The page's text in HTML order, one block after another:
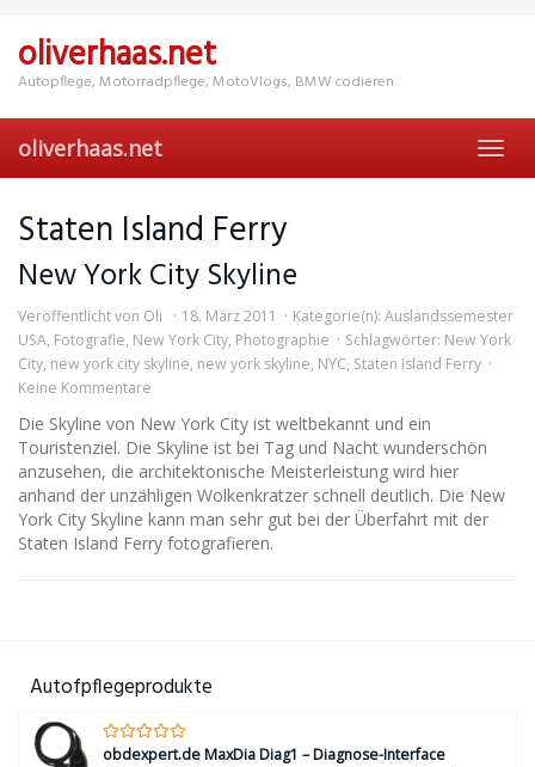
main
content
oliverhaas.net
Autopflege, Motorradpflege, MotoVlogs, BMW codieren
oliverhaas.net
Staten Island Ferry
New York City Skyline
Veröffentlicht von Oli 18. März 2011 Kategorie(n): Auslandssemester
USA, Fotografie, New York City, Photographie Schlagwörter: New York
City, new york city skyline, new york skyline, NYC, Staten Island Ferry
Keine Kommentare
Die Skyline von New York City ist weltbekannt und ein
Touristenziel. Die Skyline ist bei Tag und Nacht wunderschön
anzusehen, die architektonische Meisterleistung wird hier
anhand der unzähligen Wolkenkratzer schnell deutlich. Die New
York City Skyline kann man sehr gut bei der Überfahrt mit der
Staten Island Ferry fotografieren.
Autofpflegeprodukte
obdexpert.de MaxDia Diag1 – Diagnose-Interface